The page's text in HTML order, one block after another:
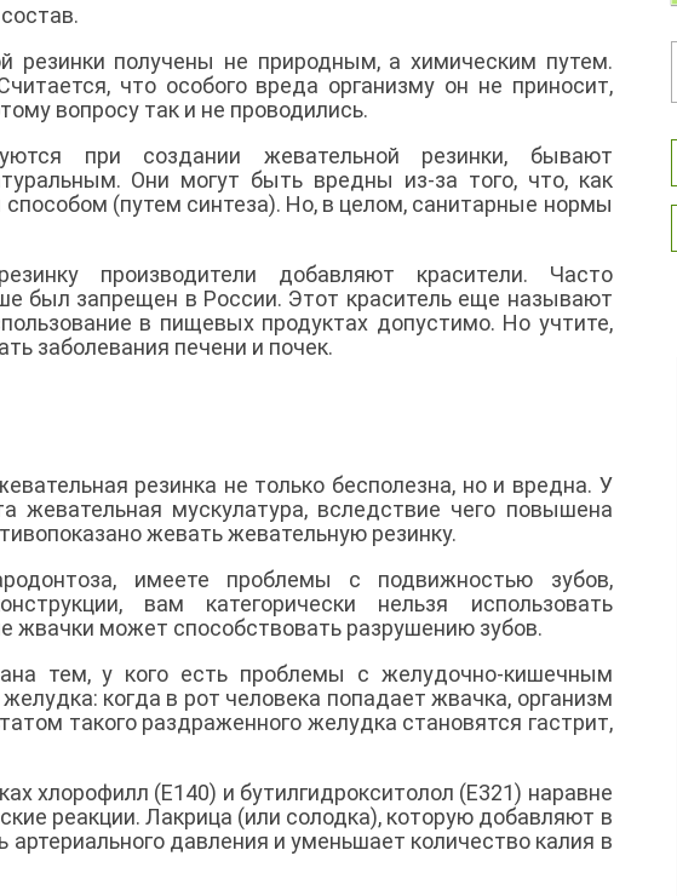
резинки получены не природным, а химическим путем.
что особого вреда организму он не приносит,
вопросу так и не проводились.
при создании жевательной резинки, бывают
Они могут быть вредны из-за того, что, как
(путем синтеза). Но, в целом, санитарные нормы
производители добавляют красители. Часто
был запрещен в России. Этот краситель еще называют
в пищевых продуктах допустимо. Но учтите,
заболевания печени и почек.
резинка не только бесполезна, но и вредна. У
жевательная мускулатура, вследствие чего повышена
жевать жевательную резинку.
имеете проблемы с подвижностью зубов,
вам категорически нельзя использовать
жвачки может способствовать разрушению зубов.
тем, у кого есть проблемы с желудочно-кишечным
когда в рот человека попадает жвачка, организм
такого раздраженного желудка становятся гастрит,
хлорофилл (Е140) и бутилгидрокситолол (Е321) наравне
реакции. Лакрица (или солодка), которую добавляют в
давления и уменьшает количество калия в